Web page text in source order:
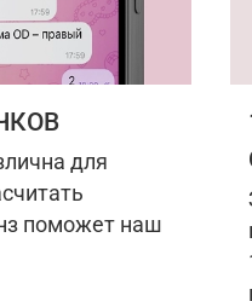
для
поможет наш